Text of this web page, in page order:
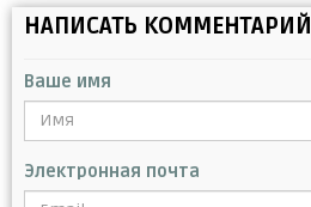
НАПИСАТЬ КОММЕНТАРИЙ
Ваше имя
Электронная почта